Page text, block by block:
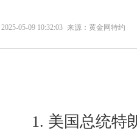
2025-05-09 10:32:03 来源：黄金网特约
1. 美国总统特朗